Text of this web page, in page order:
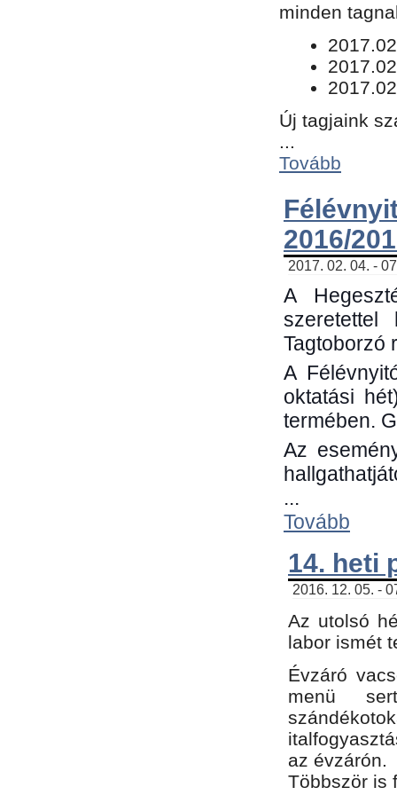
minden
Új tagjaink
...
Tovább
2016/
2017. 02. 04. -
A
Tagtoborzó
A
oktatási
termében.
Az
...
Tovább
14. heti
2016. 12. 05. -
Az utolsó
labor ismét
Évzáró
menü
az évzárón.
Többször is